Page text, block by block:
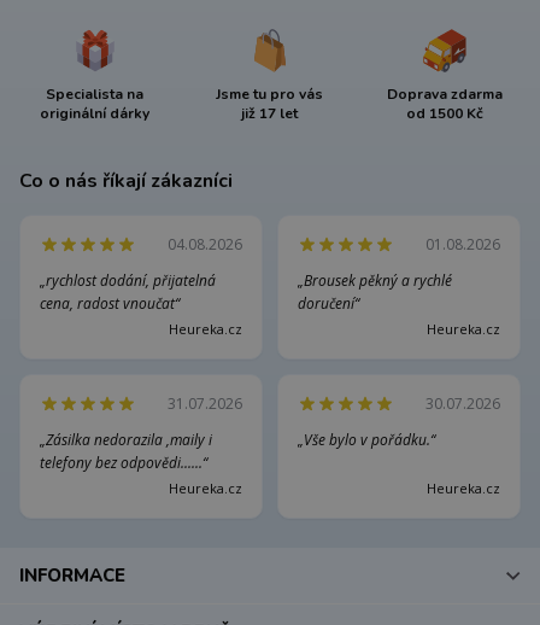
Specialista na
originální dárky
Jsme tu pro vás
již 17 let
Doprava zdarma
od 1500 Kč
Co o nás říkají zákazníci
04.08.2026
„rychlost dodání, přijatelná
cena, radost vnoučat“
Heureka.cz
01.08.2026
„Brousek pěkný a rychlé
doručení“
Heureka.cz
31.07.2026
„Zásilka nedorazila ,maily i
telefony bez odpovědi......“
Heureka.cz
30.07.2026
„Vše bylo v pořádku.“
Heureka.cz
INFORMACE